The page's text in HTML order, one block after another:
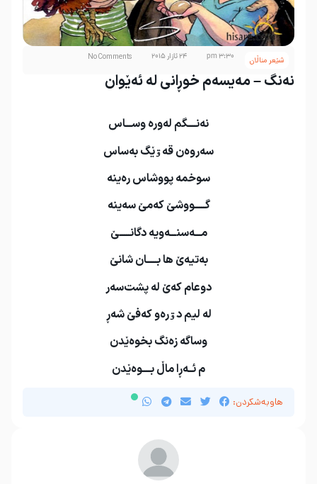
شێعر مناڵان 3:30 pm 24 ئازار 2015 No Comments
نەنگ – مەیسەم خوڕانی لە ئەێوان
نهنــــگم لهوره وســـاس
سهروهن قهۊێگ بهساس
سوخمه پووشاس رهينه
گـــــووشێ كهمێ سهينه
مـــهسنـــهويه دگانـــــێ
بهتيهێ ها بـــــان شانێ
دوعام كهێ له پشتسهر
له ليم دۊرهو كهفێ شهڕ
وساگهزهنگ بخوهێدن
م ئــهڕا ماڵ بــــوهێدن
هاوبەشکردن: